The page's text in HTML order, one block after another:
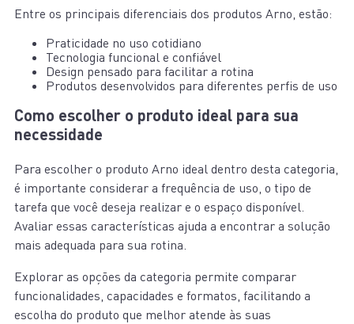
Entre os principais diferenciais dos produtos Arno, estão:
Praticidade no uso cotidiano
Tecnologia funcional e confiável
Design pensado para facilitar a rotina
Produtos desenvolvidos para diferentes perfis de uso
Como escolher o produto ideal para sua
necessidade
Para escolher o produto Arno ideal dentro desta categoria,
é importante considerar a frequência de uso, o tipo de
tarefa que você deseja realizar e o espaço disponível.
Avaliar essas características ajuda a encontrar a solução
mais adequada para sua rotina.
Explorar as opções da categoria permite comparar
funcionalidades, capacidades e formatos, facilitando a
escolha do produto que melhor atende às suas